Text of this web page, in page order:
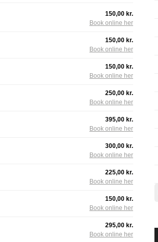
150,00 kr.
Book online her
150,00 kr.
Book online her
150,00 kr.
Book online her
250,00 kr.
Book online her
395,00 kr.
Book online her
300,00 kr.
Book online her
225,00 kr.
Book online her
150,00 kr.
Book online her
295,00 kr.
Book online her